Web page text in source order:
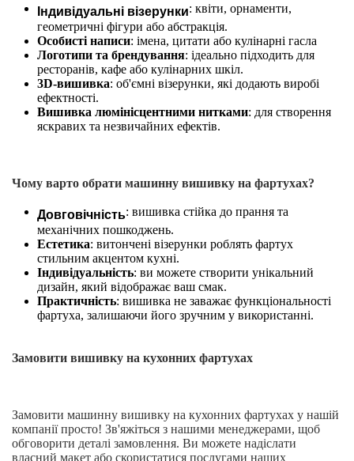
Індивідуальні візерунки: квіти, орнаменти,
геометричні фігури або абстракція.
Особисті написи: імена, цитати або кулінарні гасла
Логотипи та брендування: ідеально підходить для
ресторанів, кафе або кулінарних шкіл.
3D-вишивка: об'ємні візерунки, які додають виробі
ефектності.
Вишивка люмінісцентними нитками: для створення
яскравих та незвичайних ефектів.
Чому варто обрати машинну вишивку на фартухах?
Довговічність: вишивка стійка до прання та
механічних пошкоджень.
Естетика: витончені візерунки роблять фартух
стильним акцентом кухні.
Індивідуальність: ви можете створити унікальний
дизайн, який відображає ваш смак.
Практичність: вишивка не заважає функціональності
фартуха, залишаючи його зручним у використанні.
Замовити вишивку на кухонних фартухах
Замовити машинну вишивку на кухонних фартухах у нашій
компанії просто! Зв'яжіться з нашими менеджерами, щоб
обговорити деталі замовлення. Ви можете надіслати
власний макет або скористатися послугами наших